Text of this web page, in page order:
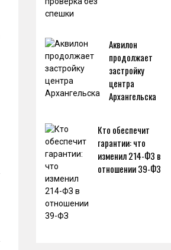
Аквилон
продолжает
застройку
центра
Архангельска
Кто обеспечит
гарантии: что
изменил 214-ФЗ в
отношении 39-ФЗ